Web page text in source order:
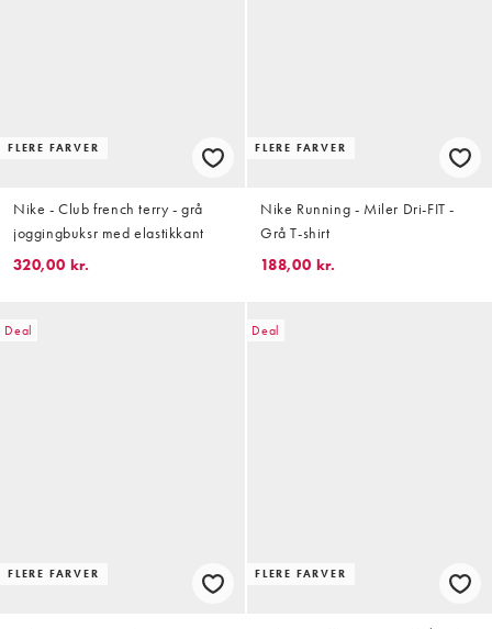
FLERE FARVER
Nike - Club french terry - grå
joggingbuksr med elastikkant
320,00 kr.
FLERE FARVER
Nike Running - Miler Dri-FIT -
Grå T-shirt
188,00 kr.
Deal
FLERE FARVER
Deal
FLERE FARVER